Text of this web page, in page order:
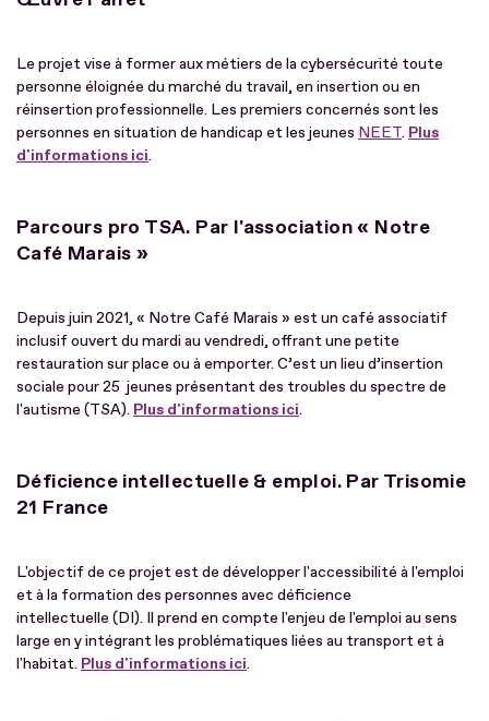
Le projet vise à former aux métiers de la cybersécurité toute
personne éloignée du marché du travail, en insertion ou en
réinsertion professionnelle. Les premiers concernés sont les
personnes en situation de handicap et les jeunes NEET. Plus
d'informations ici.
Parcours pro TSA. Par l'association « Notre
Café Marais »
Depuis juin 2021, « Notre Café Marais » est un café associatif
inclusif ouvert du mardi au vendredi, offrant une petite
restauration sur place ou à emporter. C’est un lieu d’insertion
sociale pour 25 jeunes présentant des troubles du spectre de
l'autisme (TSA). Plus d'informations ici.
Déficience intellectuelle & emploi. Par Trisomie
21 France
L'objectif de ce projet est de développer l'accessibilité à l'emploi
et à la formation des personnes avec déficience
intellectuelle (DI). Il prend en compte l'enjeu de l'emploi au sens
large en y intégrant les problématiques liées au transport et à
l'habitat. Plus d'informations ici.